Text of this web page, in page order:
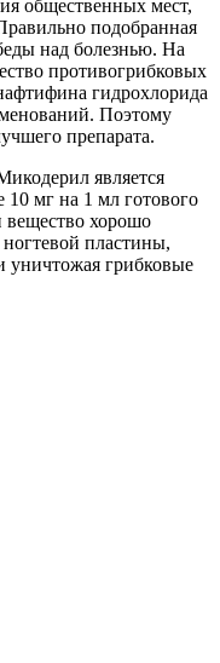
общественных мест,
подобранная
над болезнью. На
противогрибковых
гидрохлорида
Поэтому
препарата.
является
10 мг на 1 мл готового
хорошо
пластины,
уничтожая грибковые